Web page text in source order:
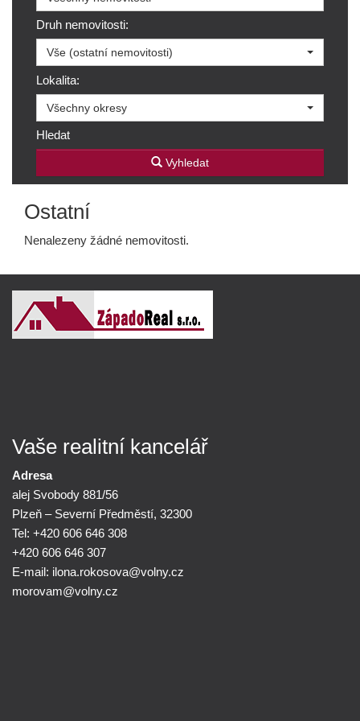
Druh nemovitosti:
Vše (ostatní nemovitosti)
Lokalita:
Všechny okresy
Hledat
Vyhledat
Ostatní
Nenalezeny žádné nemovitosti.
Vaše realitní kancelář
Adresa
alej Svobody 881/56
Plzeň – Severní Předměstí, 32300
Tel: +420 606 646 308
+420 606 646 307
E-mail: ilona.rokosova@volny.cz
morovam@volny.cz